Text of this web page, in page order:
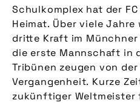
Schulkomplex hat der
Heimat. Über viele Jahre
dritte Kraft im
die erste Mannschaft in
Tribünen zeugen von
Vergangenheit. Kurze
zukünftiger Weltmeister